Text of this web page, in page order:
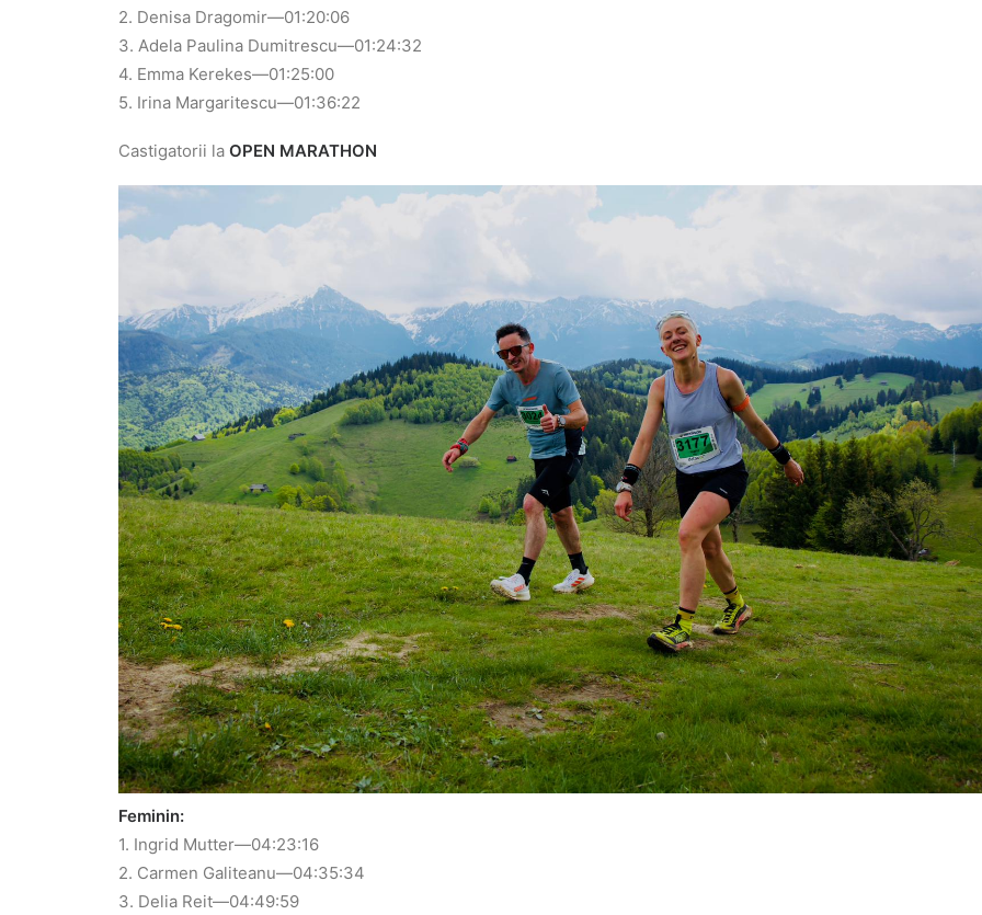
2. Denisa Dragomir—01:20:06
3. Adela Paulina Dumitrescu—01:24:32
4. Emma Kerekes—01:25:00
5. Irina Margaritescu—01:36:22
Castigatorii la OPEN MARATHON
Feminin:
1. Ingrid Mutter—04:23:16
2. Carmen Galiteanu—04:35:34
3. Delia Reit—04:49:59